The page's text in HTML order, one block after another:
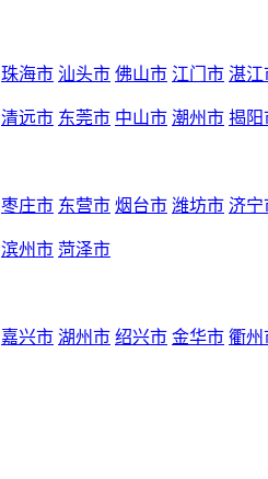
珠海市 汕头市 佛山市 江门市 湛江
清远市 东莞市 中山市 潮州市 揭阳
枣庄市 东营市 烟台市 潍坊市 济宁
滨州市 菏泽市
嘉兴市 湖州市 绍兴市 金华市 衢州